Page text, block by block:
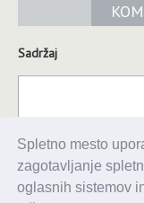
Spletno mesto
zagotavljanje
oglasnih sistemov
Sadržaj